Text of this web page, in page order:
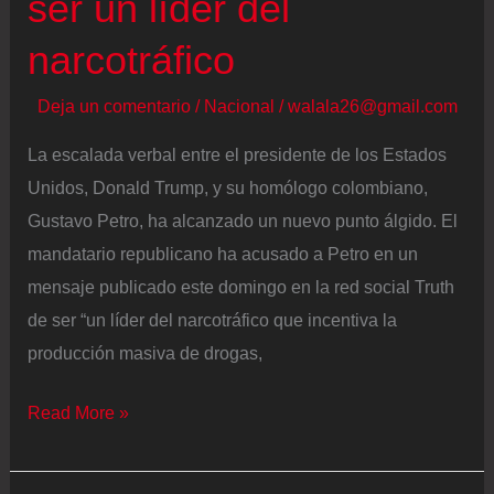
narcotráfico
Deja un comentario / Nacional /walala26@gmail.com
La escalada verbal entre el presidente de los Estados
Unidos, Donald Trump, y su homólogo colombiano,
Gustavo Petro, ha alcanzado un nuevo punto álgido. El
mandatario republicano ha acusado a Petro en un
mensaje publicado este domingo en la red social Truth
de ser “un líder del narcotráfico que incentiva la
producción masiva de drogas,
Trump
a
Read More »